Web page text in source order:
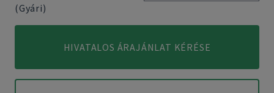
(Gyári)
HIVATALOS ÁRAJÁNLAT KÉRÉSE